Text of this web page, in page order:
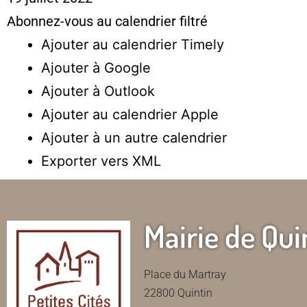
Abonnez-vous au calendrier filtré
Ajouter au calendrier Timely
Ajouter à Google
Ajouter à Outlook
Ajouter au calendrier Apple
Ajouter à un autre calendrier
Exporter vers XML
Mairie de
Place du Martray
22800 Quintin